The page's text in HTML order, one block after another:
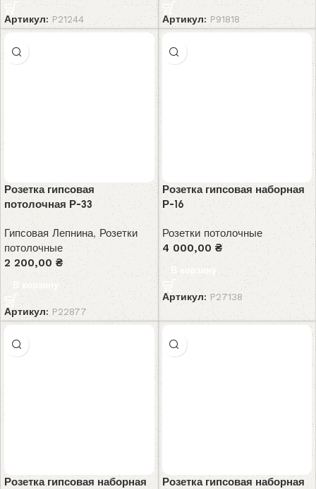
Артикул:P21244 Артикул: P91818
Розетка гипсовая
потолочная Р-33
Гипсовая Лепнина,Розетки
потолочные
2 200,00 ₴
В корзину
Артикул: P22877
Розетка гипсовая наборная
Р-16
Розетки потолочные
4 000,00 ₴
В корзину
Артикул: P27138
Розетка гипсовая наборная
Розетка гипсовая наборная